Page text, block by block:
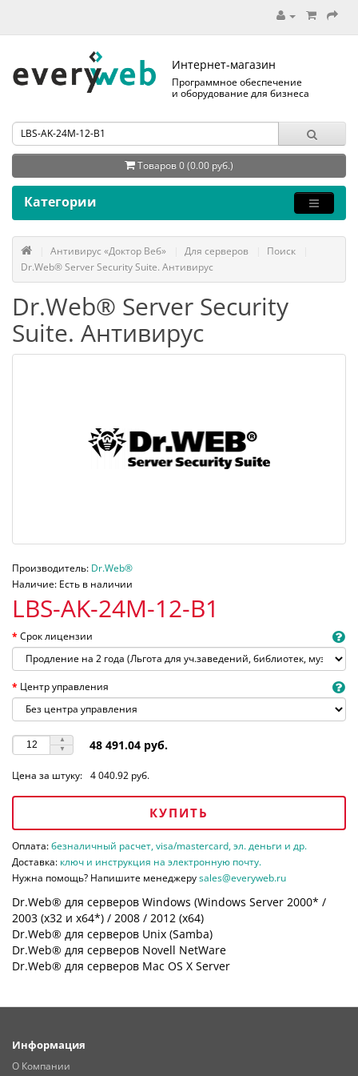
Интернет-магазин
Программное обеспечение
и оборудование для бизнеса
Товаров 0 (0.00 руб.)
Категории
Антивирус «Доктор Веб» Для серверов
Поиск
Dr.Web® Server Security Suite. Антивирус
Dr.Web® Server Security
Suite. Антивирус
Производитель: Dr.Web®
Наличие: Есть в наличии
LBS-AK-24M-12-B1
Срок лицензии
Центр управления
48 491.04 руб.
Цена за штуку: 4 040.92 руб.
КУПИТЬ
Оплата:безналичный расчет, visa/mastercard, эл. деньги и др.
Доставка: ключ и инструкция на электронную почту.
Нужна помощь? Напишите менеджеруsales@everyweb.ru
Dr.Web® для серверов Windows (Windows Server 2000* /
2003 (х32 и х64*) / 2008 / 2012 (х64)
Dr.Web® для серверов Unix (Samba)
Dr.Web® для серверов Novell NetWare
Dr.Web® для серверов Mac OS X Server
Информация
О Компании